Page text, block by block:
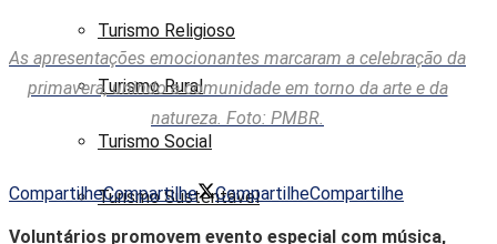
Turismo Religioso
Turismo Rural
Turismo Social
Turismo Sustentável
As apresentações emocionantes marcaram a celebração da
primavera, unindo a comunidade em torno da arte e da
natureza. Foto: PMBR.
CompartilheCompartilhe CompartilheCompartilhe
Voluntários promovem evento especial com música,